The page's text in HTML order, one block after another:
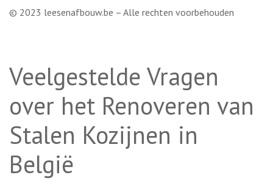
© 2023 leesenafbouw.be – Alle rechten voorbehouden
Veelgestelde Vragen
over het Renoveren van
Stalen Kozijnen in
België